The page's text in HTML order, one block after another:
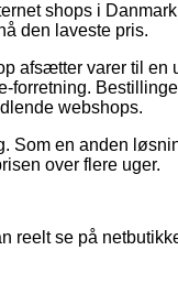
shops i
den laveste pris.
afsætter varer til en
forretning.
webshops.
Som en anden
over flere uger.
reelt se på